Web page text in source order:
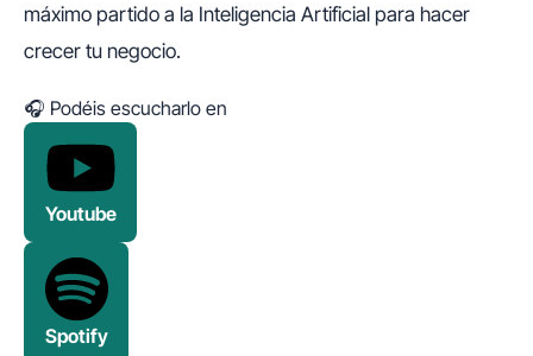
máximo partido a la Inteligencia Artificial para hacer
crecer tu negocio.
🎧 Podéis escucharlo en
Youtube
Spotify